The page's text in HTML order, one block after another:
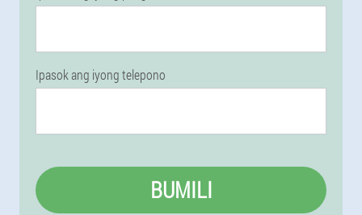
Ipasok ang iyong telepono
BUMILI